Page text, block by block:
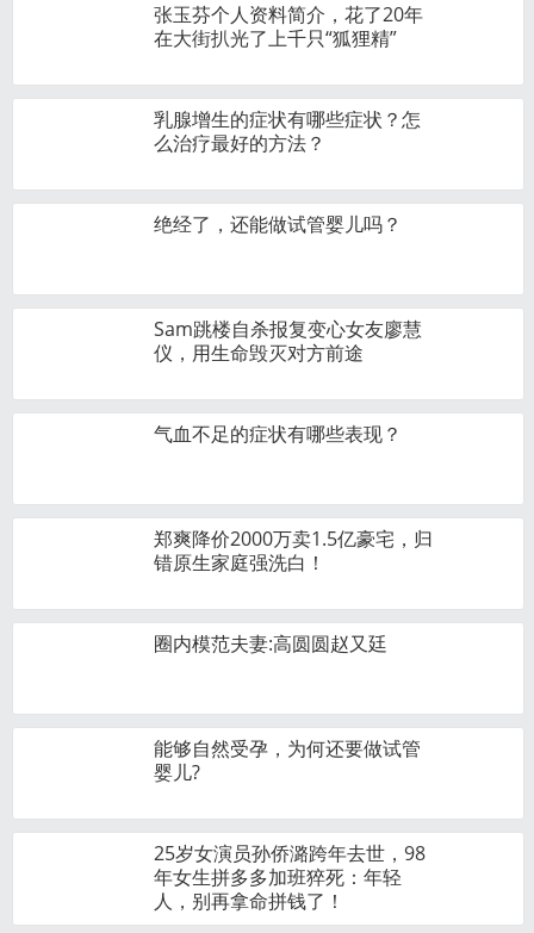
张玉芬个人资料简介，花了20年
在大街扒光了上千只“狐狸精”
乳腺增生的症状有哪些症状？怎
么治疗最好的方法？
绝经了，还能做试管婴儿吗？
Sam跳楼自杀报复变心女友廖慧
仪，用生命毁灭对方前途
气血不足的症状有哪些表现？
郑爽降价2000万卖1.5亿豪宅，归
错原生家庭强洗白！
圈内模范夫妻:高圆圆赵又廷
能够自然受孕，为何还要做试管
婴儿?
25岁女演员孙侨潞跨年去世，98
年女生拼多多加班猝死：年轻
人，别再拿命拼钱了！